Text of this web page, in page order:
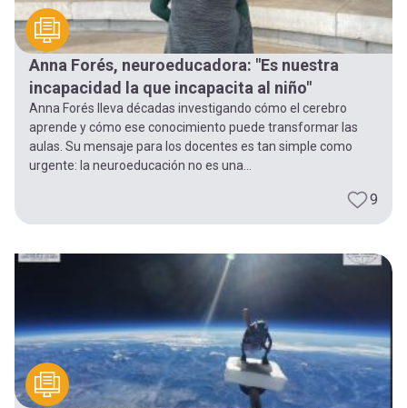
Anna Forés, neuroeducadora: "Es nuestra
incapacidad la que incapacita al niño"
Anna Forés lleva décadas investigando cómo el cerebro
aprende y cómo ese conocimiento puede transformar las
aulas. Su mensaje para los docentes es tan simple como
urgente: la neuroeducación no es una...
9